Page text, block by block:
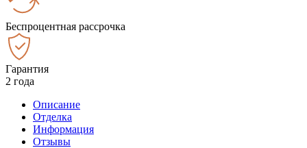
Беспроцентная рассрочка
Гарантия
2 года
Описание
Отделка
Информация
Отзывы